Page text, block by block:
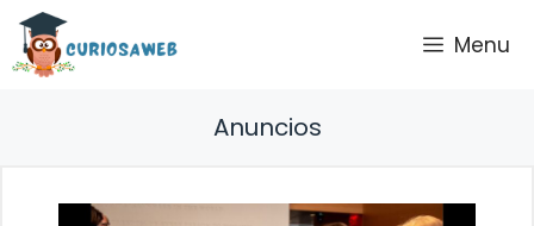
Saltar
contenido
Menu
Anuncios